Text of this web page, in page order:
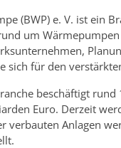
(BWP) e. V. ist ein
um
sich für den
beschäftigt
Euro. Derzeit
verbauten Anlagen